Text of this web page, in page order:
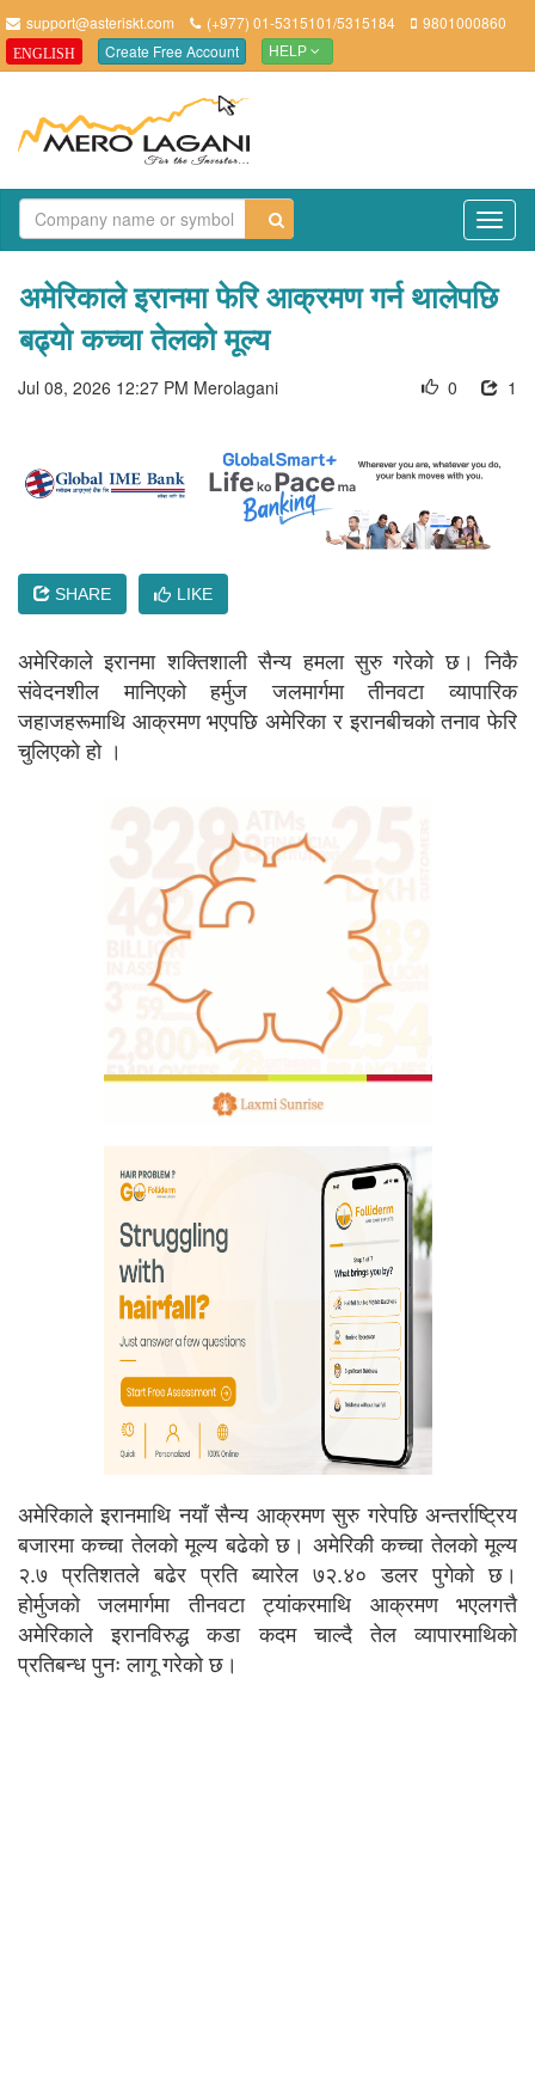
support@asteriskt.com (+977) 01-5315101/5315184 9801000860
ENGLISH Create Free Account HELP
अमेरिकाले इरानमा फेरि आक्रमण गर्न थालेपछि
बढ्याे कच्चा तेलको मूल्य
Jul 08, 2026 12:27 PM Merolagani 1
0
SHARE LIKE
अमेरिकाले इरानमा शक्तिशाली सैन्य हमला सुरु गरेको छ। निकै
संवेदनशील मानिएको हर्मुज जलमार्गमा तीनवटा व्यापारिक
जहाजहरूमाथि आक्रमण भएपछि अमेरिका र इरानबीचकाे तनाव फेरि
चुलिएकाे हाे ।
अमेरिकाले इरानमाथि नयाँ सैन्य आक्रमण सुरु गरेपछि अन्तर्राष्ट्रिय
बजारमा कच्चा तेलको मूल्य बढेको छ। अमेरिकी कच्चा तेलको मूल्य
२.७ प्रतिशतले बढेर प्रति ब्यारेल ७२.४० डलर पुगेको छ।
होर्मुजको जलमार्गमा तीनवटा ट्यांकरमाथि आक्रमण भएलगत्तै
अमेरिकाले इरानविरुद्ध कडा कदम चाल्दै तेल व्यापारमाथिको
प्रतिबन्ध पुनः लागू गरेको छ।